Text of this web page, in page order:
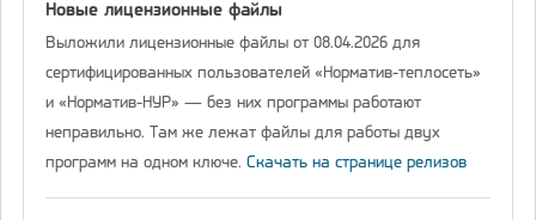
Новые лицензионные файлы
Выложили лицензионные файлы от 08.04.2026 для
сертифицированных пользователей «Норматив-теплосеть»
и «Норматив-НУР» — без них программы работают
неправильно. Там же лежат файлы для работы двух
программ на одном ключе. Скачать на странице релизов